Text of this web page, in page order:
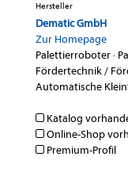
Hersteller
Dematic GmbH
Zur Homepage
Palettierroboter·
Fördertechnik /
Automatische
Katalog
Online-Shop
Premium-Profil